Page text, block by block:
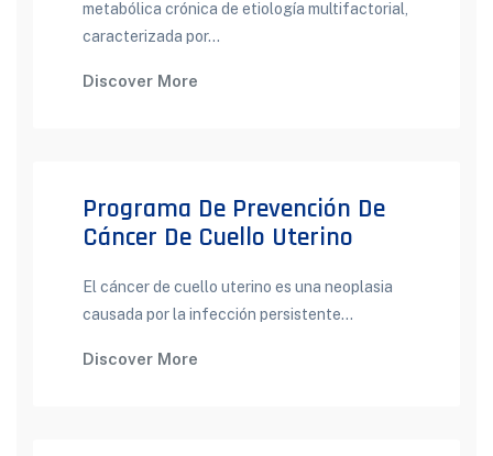
metabólica crónica de etiología multifactorial,
caracterizada por...
Discover More
Programa De Prevención De
Cáncer De Cuello Uterino
El cáncer de cuello uterino es una neoplasia
causada por la infección persistente...
Discover More